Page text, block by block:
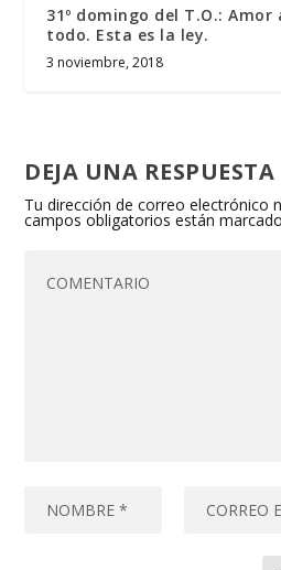
31º domingo del T.O.:
todo. Esta es la ley.
3 noviembre, 2018
DEJA UNA RESPUESTA
Tu dirección de correo electrónico
campos obligatorios están